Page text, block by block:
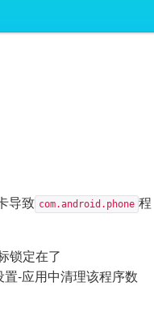
导致 com.android.phone 程
锁定在了
-应用中清理该程序数